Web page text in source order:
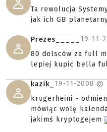
Ta rewolucja
jak ich GB
Prezes_____ 19-11-
80 dolsców za full
lepiej kupić bella
kazik_ 19-11-2008 @
krugerheini -
mówiąc wolę
jakimś kryptogejem